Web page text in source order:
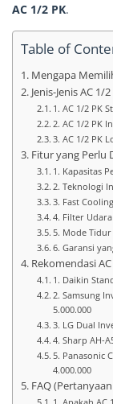
AC 1/2 PK.
Table of
Mengapa
Jenis-Jenis AC
1. AC 1/2 PK
2. AC 1/2 PK
3. AC 1/2 PK
Fitur yang Perlu
1. Kapasitas
2. Teknologi
3. Fast
4. Filter
5. Mode
6. Garansi
Rekomendasi
1. Daikin
2. Samsung
5.000.000
3. LG Dual
4. Sharp AH-
5. Panasonic
4.000.000
FAQ